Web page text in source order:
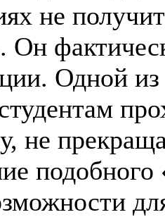
не
Он
Одной из
не
подобного